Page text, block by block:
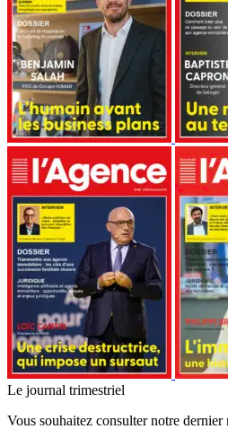
Le journal trimestriel
Vous souhaitez consulter notre